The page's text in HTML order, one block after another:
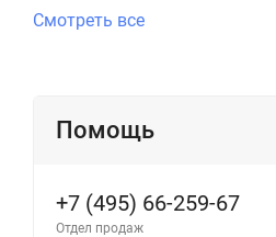
Смотреть все
Помощь
+7 (495) 66-259-67
Отдел продаж